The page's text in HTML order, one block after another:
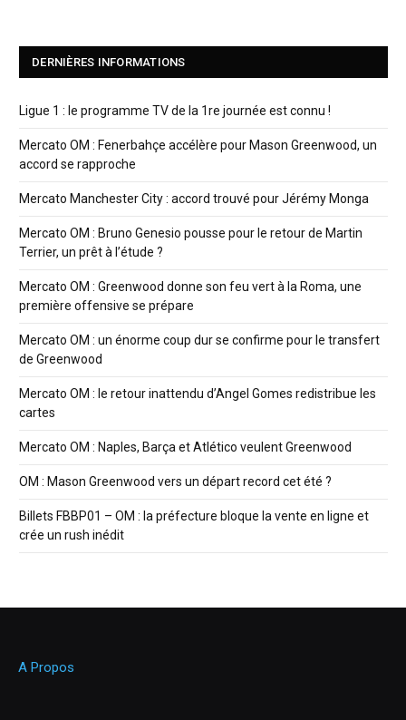
DERNIÈRES INFORMATIONS
Ligue 1 : le programme TV de la 1re journée est connu !
Mercato OM : Fenerbahçe accélère pour Mason Greenwood, un
accord se rapproche
Mercato Manchester City : accord trouvé pour Jérémy Monga
Mercato OM : Bruno Genesio pousse pour le retour de Martin
Terrier, un prêt à l’étude ?
Mercato OM : Greenwood donne son feu vert à la Roma, une
première offensive se prépare
Mercato OM : un énorme coup dur se confirme pour le transfert
de Greenwood
Mercato OM : le retour inattendu d’Angel Gomes redistribue les
cartes
Mercato OM : Naples, Barça et Atlético veulent Greenwood
OM : Mason Greenwood vers un départ record cet été ?
Billets FBBP01 – OM : la préfecture bloque la vente en ligne et
crée un rush inédit
A Propos